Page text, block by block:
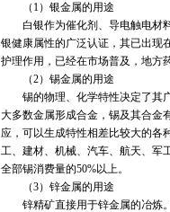
（1）银金属的用途
白银作为催化剂、导电触电材料
银健康属性的广泛认证，其已出现
护理作用，已经在市场普及，地方
（2）锡金属的用途
锡的物理、化学特性决定了其广
大多数金属形成合金，锡及其合金
应，可以生成特性相差比较大的各
工、建材、机械、汽车、航天、军
全部锡消费量的50%以上。
（3）锌金属的用途
锌精矿直接用于锌金属的冶炼。